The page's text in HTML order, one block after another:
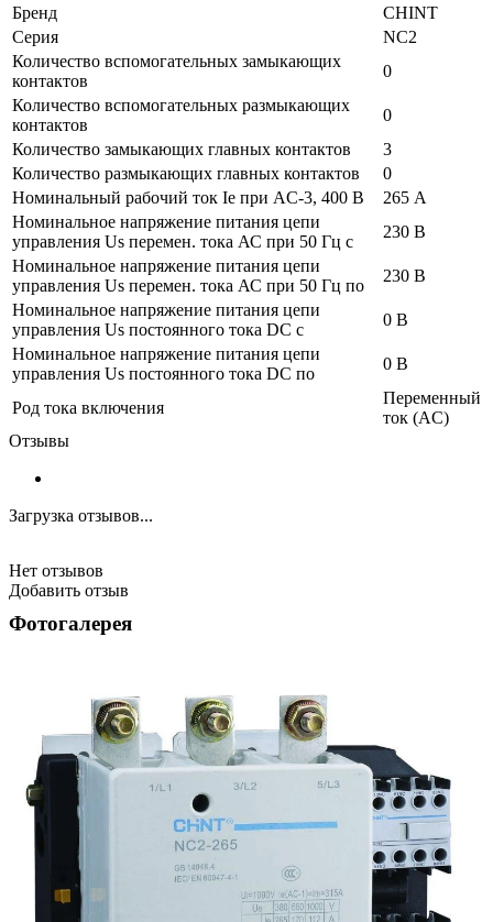
Бренд
CHINT
Серия
NC2
Количество вспомогательных замыкающих
контактов
0
Количество вспомогательных размыкающих
контактов
0
Количество замыкающих главных контактов
3
Количество размыкающих главных контактов
0
Номинальный рабочий ток Ie при AC-3, 400 В
265 А
Номинальное напряжение питания цепи
управления Us перемен. тока АС при 50 Гц с
230 В
Номинальное напряжение питания цепи
управления Us перемен. тока АС при 50 Гц по
230 В
Номинальное напряжение питания цепи
управления Us постоянного тока DC с
0 В
Номинальное напряжение питания цепи
управления Us постоянного тока DC по
0 В
Род тока включения
Переменный
ток (AC)
Отзывы
Загрузка отзывов...
Нет отзывов
Добавить отзыв
Фотогалерея